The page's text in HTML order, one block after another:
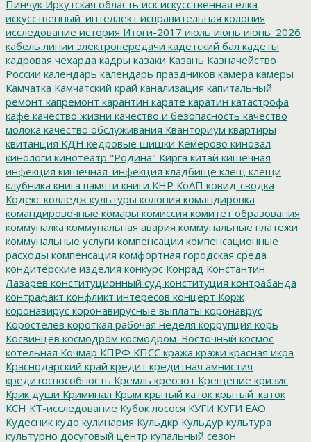
Пинчук Иркутская область иск искусственная елка
искусственный_интеллект исправительная колония
исследование история Итоги-2017 июль июнь июнь_2026
кабель линии электропередачи кадетский бал кадеты
кадровая чехарда кадры казаки Казань Казначейство
России календарь календарь праздников камера камеры
Камчатка Камчатский край канализация капитальный
ремонт капремонт карантин карате каратин катастрофа
кафе качество жизни качество и безопасность качество
молока качество обслуживания Кванториум квартиры
квитанция КДН кедровые шишки Кемерово кинозал
кинологи кинотеатр "Родина" Кирга китай кишечная
инфекция кишечная_инфекция кладбище клещ клещи
клубника книга памяти книги КНР КоАП ковид-сводка
Кодекс колледж культуры колония командировка
командировочные комары комиссия комитет образования
коммуналка коммунальная авария коммунальные платежи
коммунальные услуги компенсации компенсационные
расходы компенсация комфортная городская среда
кондитерские изделия конкурс Конрад Константин
Лазарев конституционный суд конституция контрабанда
контрафакт конфликт интересов концерт Корж
коронавирус коронавирусные выплаты коронаврус
Коростелев короткая рабочая неделя коррупция корь
Косвинцев космодром космодром_Восточный космос
котельная Кочмар КПРФ КПСС кража кражи красная икра
Краснодарский край кредит кредитная амнистия
кредитоспособность Кремль креозот Крещение кризис
Крик души Криминал Крым крытый каток крытый_каток
КСН КТ-исследование Кубок лосося КУГИ КУГИ ЕАО
Кудесник кудо кулинария Кульдкр Кульдур культура
культурно досуговый центр купальный сезон